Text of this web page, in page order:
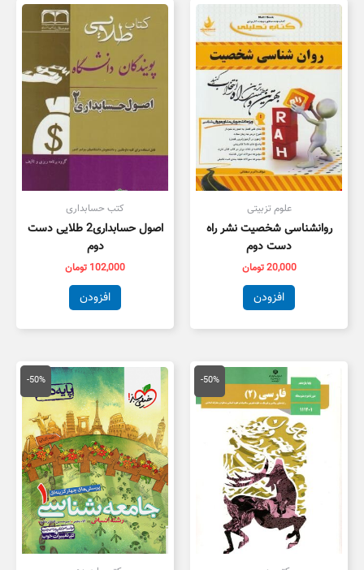
علوم تزبیتی
روانشناسی شخصیت نشر راه
دست دوم
20,000تومان
افزودن
کتب حسابداری
اصول حسابداری2 طلایی دست
دوم
102,000 تومان
افزودن
-50%
قیمت
اصلی
100,000 تومان
بود.
قیمت
فعلی
است.
-50%
قیمت
اصلی
50,000 تومان
بود.
قیمت
فعلی
است.